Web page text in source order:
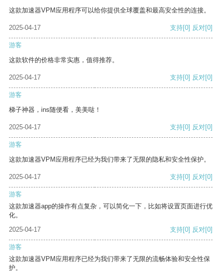
这款加速器VPM应用程序可以给你提供全球覆盖和最高安全性的连接。
2025-04-17 支持[0] 反对[0]
游客
这款软件的价格非常实惠，值得推荐。
2025-04-17 支持[0] 反对[0]
游客
梯子神器，ins随便看，美美哒！
2025-04-17 支持[0] 反对[0]
游客
这款加速器VPM应用程序已经为我们带来了无限的隐私和安全性保护。
2025-04-17 支持[0] 反对[0]
游客
这款加速器app的操作有点复杂，可以简化一下，比如将设置页面进行优
化。
2025-04-17
支持[0] 反对[0]
游客
这款加速器VPM应用程序已经为我们带来了无限的流畅体验和安全性保
护。